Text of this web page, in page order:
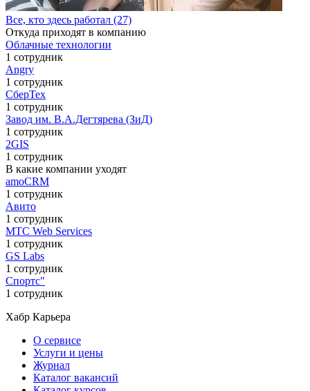
Все, кто здесь работал (27)
Откуда приходят в компанию
Облачные технологии
1 сотрудник
Angry
1 сотрудник
СберТех
1 сотрудник
Завод им. В.А.Дегтярева (ЗиД)
1 сотрудник
2GIS
1 сотрудник
В какие компании уходят
amoCRM
1 сотрудник
Авито
1 сотрудник
МТС Web Services
1 сотрудник
GS Labs
1 сотрудник
Спортс"
1 сотрудник
Хабр Карьера
О сервисе
Услуги и цены
Журнал
Каталог вакансий